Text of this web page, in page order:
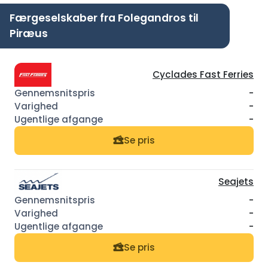
Færgeselskaber fra Folegandros til
Piræus
Cyclades Fast Ferries
-
-
-
Se pris
Seajets
-
-
-
Se pris